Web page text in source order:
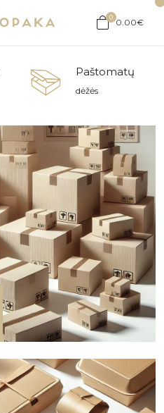
0 0.00€
Paštomatų
dėžės